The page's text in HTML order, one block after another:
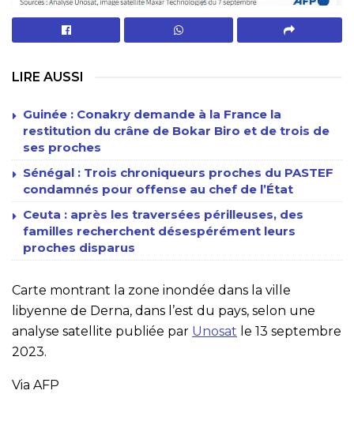
LIRE AUSSI
Guinée : Conakry demande à la France la
restitution du crâne de Bokar Biro et de trois de
ses proches
Sénégal : Trois chroniqueurs proches du PASTEF
condamnés pour offense au chef de l’État
Ceuta : après les traversées périlleuses, des
familles recherchent désespérément leurs
proches disparus
Carte montrant la zone inondée dans la ville
libyenne de Derna, dans l’est du pays, selon une
analyse satellite publiée par Unosat le 13 septembre
2023.
Via AFP